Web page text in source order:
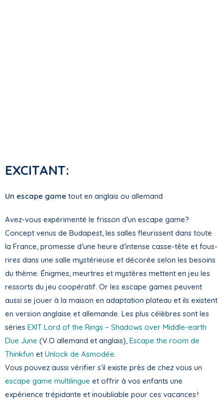
EXCITANT:
Un escape game tout en anglais ou allemand
Avez-vous expérimenté le frisson d’un escape game?
Concept venus de Budapest, les salles fleurissent dans toute
la France, promesse d’une heure d’intense casse-tête et fous-
rires dans une salle mystérieuse et décorée selon les besoins
du thème. Énigmes, meurtres et mystères mettent en jeu les
ressorts du jeu coopératif. Or les escape games peuvent
aussi se jouer à la maison en adaptation plateau et ils existent
en version anglaise et allemande. Les plus célèbres sont les
séries EXIT Lord of the Rings – Shadows over Middle-earth
Due June (V.O allemand et anglais), Escape the room de
Thinkfun et Unlock de Asmodée.
Vous pouvez aussi vérifier s’il existe près de chez vous un
escape game multilingue et offrir à vos enfants une
expérience trépidante et inoubliable pour ces vacances !